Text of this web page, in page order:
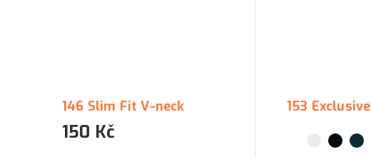
146 Slim Fit V-neck
150 Kč
153 Exclusive